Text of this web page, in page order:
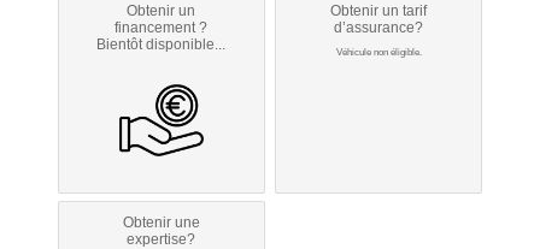
Obtenir un
financement ?
Bientôt disponible...
Obtenir un tarif
d’assurance?
Véhicule non éligible.
Obtenir une
expertise?